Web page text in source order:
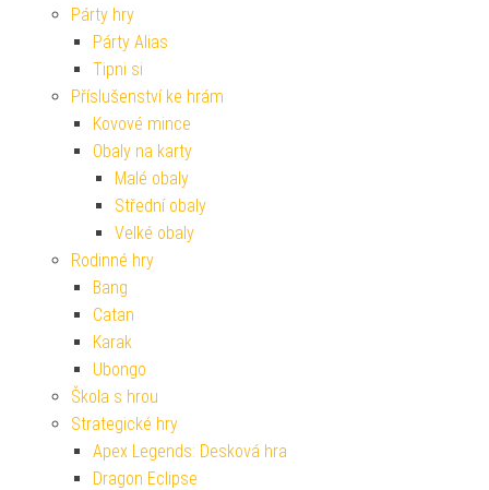
Párty hry
Párty Alias
Tipni si
Příslušenství ke hrám
Kovové mince
Obaly na karty
Malé obaly
Střední obaly
Velké obaly
Rodinné hry
Bang
Catan
Karak
Ubongo
Škola s hrou
Strategické hry
Apex Legends: Desková hra
Dragon Eclipse